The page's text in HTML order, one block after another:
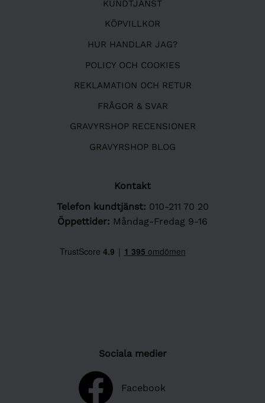
KUNDTJÄNST
KÖPVILLKOR
HUR HANDLAR JAG?
POLICY OCH COOKIES
REKLAMATION OCH RETUR
FRÅGOR & SVAR
GRAVYRSHOP RECENSIONER
GRAVYRSHOP BLOG
Kontakt
Telefon kundtjänst: 010-211 70 20
Öppettider: Måndag-Fredag 9-16
Sociala medier
Facebook